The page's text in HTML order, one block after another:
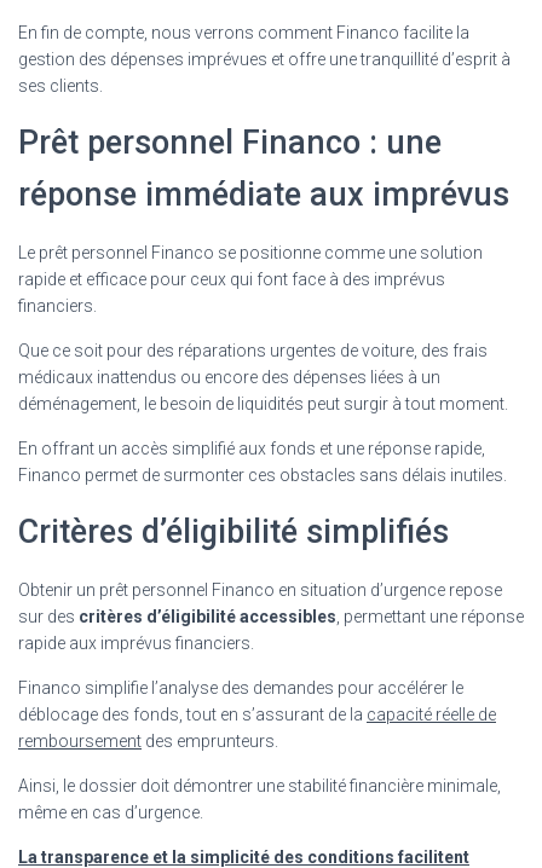
En fin de compte, nous verrons comment Financo facilite la
gestion des dépenses imprévues et offre une tranquillité d’esprit à
ses clients.
Prêt personnel Financo : une
réponse immédiate aux imprévus
Le prêt personnel Financo se positionne comme une solution
rapide et efficace pour ceux qui font face à des imprévus
financiers.
Que ce soit pour des réparations urgentes de voiture, des frais
médicaux inattendus ou encore des dépenses liées à un
déménagement, le besoin de liquidités peut surgir à tout moment.
En offrant un accès simplifié aux fonds et une réponse rapide,
Financo permet de surmonter ces obstacles sans délais inutiles.
Critères d’éligibilité simplifiés
Obtenir un prêt personnel Financo en situation d’urgence repose
sur des critères d’éligibilité accessibles , permettant une réponse
rapide aux imprévus financiers.
Financo simplifie l’analyse des demandes pour accélérer le
déblocage des fonds, tout en s’assurant de la capacité réelle de
remboursement des emprunteurs.
Ainsi, le dossier doit démontrer une stabilité financière minimale,
même en cas d’urgence.
La transparence et la simplicité des conditions facilitent